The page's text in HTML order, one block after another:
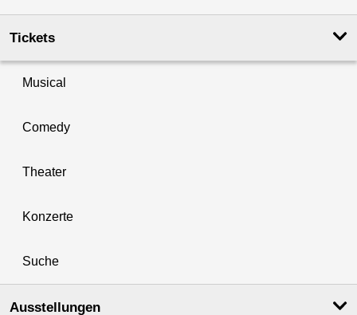
Tickets
Musical
Comedy
Theater
Konzerte
Suche
Ausstellungen